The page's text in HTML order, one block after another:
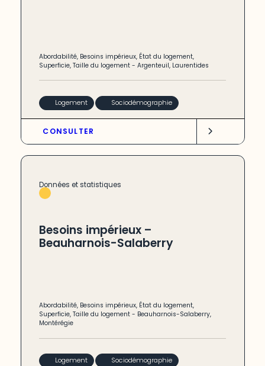
Abordabilité, Besoins impérieux, État du logement,
Superficie,Taille du logement -Argenteuil, Laurentides
Logement Sociodémographie
CONSULTER
Données et statistiques
Besoins impérieux –
Beauharnois-Salaberry
Abordabilité, Besoins impérieux, État du logement,
Superficie,Taille du logement - Beauharnois-Salaberry,
Montérégie
Logement Sociodémographie